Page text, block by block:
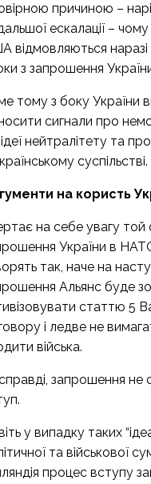
причиною –
ескалації –
відмовляються наразі
з запрошення
тому з боку України
сигнали про
нейтралітету та
суспільстві.
на користь
на себе увагу
України в
так, наче на
Альянс буде
статтю 5
і ледве не
війська.
запрошення не
у випадку таких
та військової
процес вступу